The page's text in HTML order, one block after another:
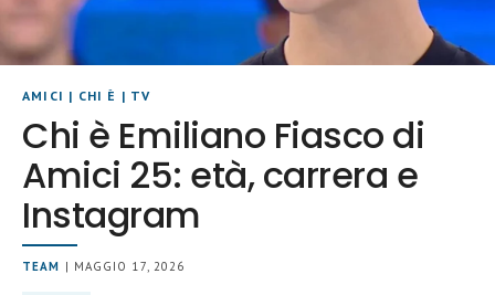
AMICI | CHI È | TV
Chi è Emiliano Fiasco di
Amici 25: età, carrera e
Instagram
TEAM | MAGGIO 17, 2026